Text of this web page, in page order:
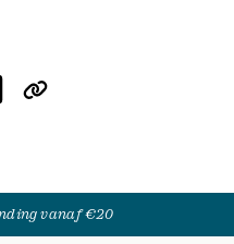
vanaf €20